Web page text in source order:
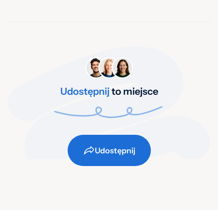
Udostępnij to miejsce
Udostępnij